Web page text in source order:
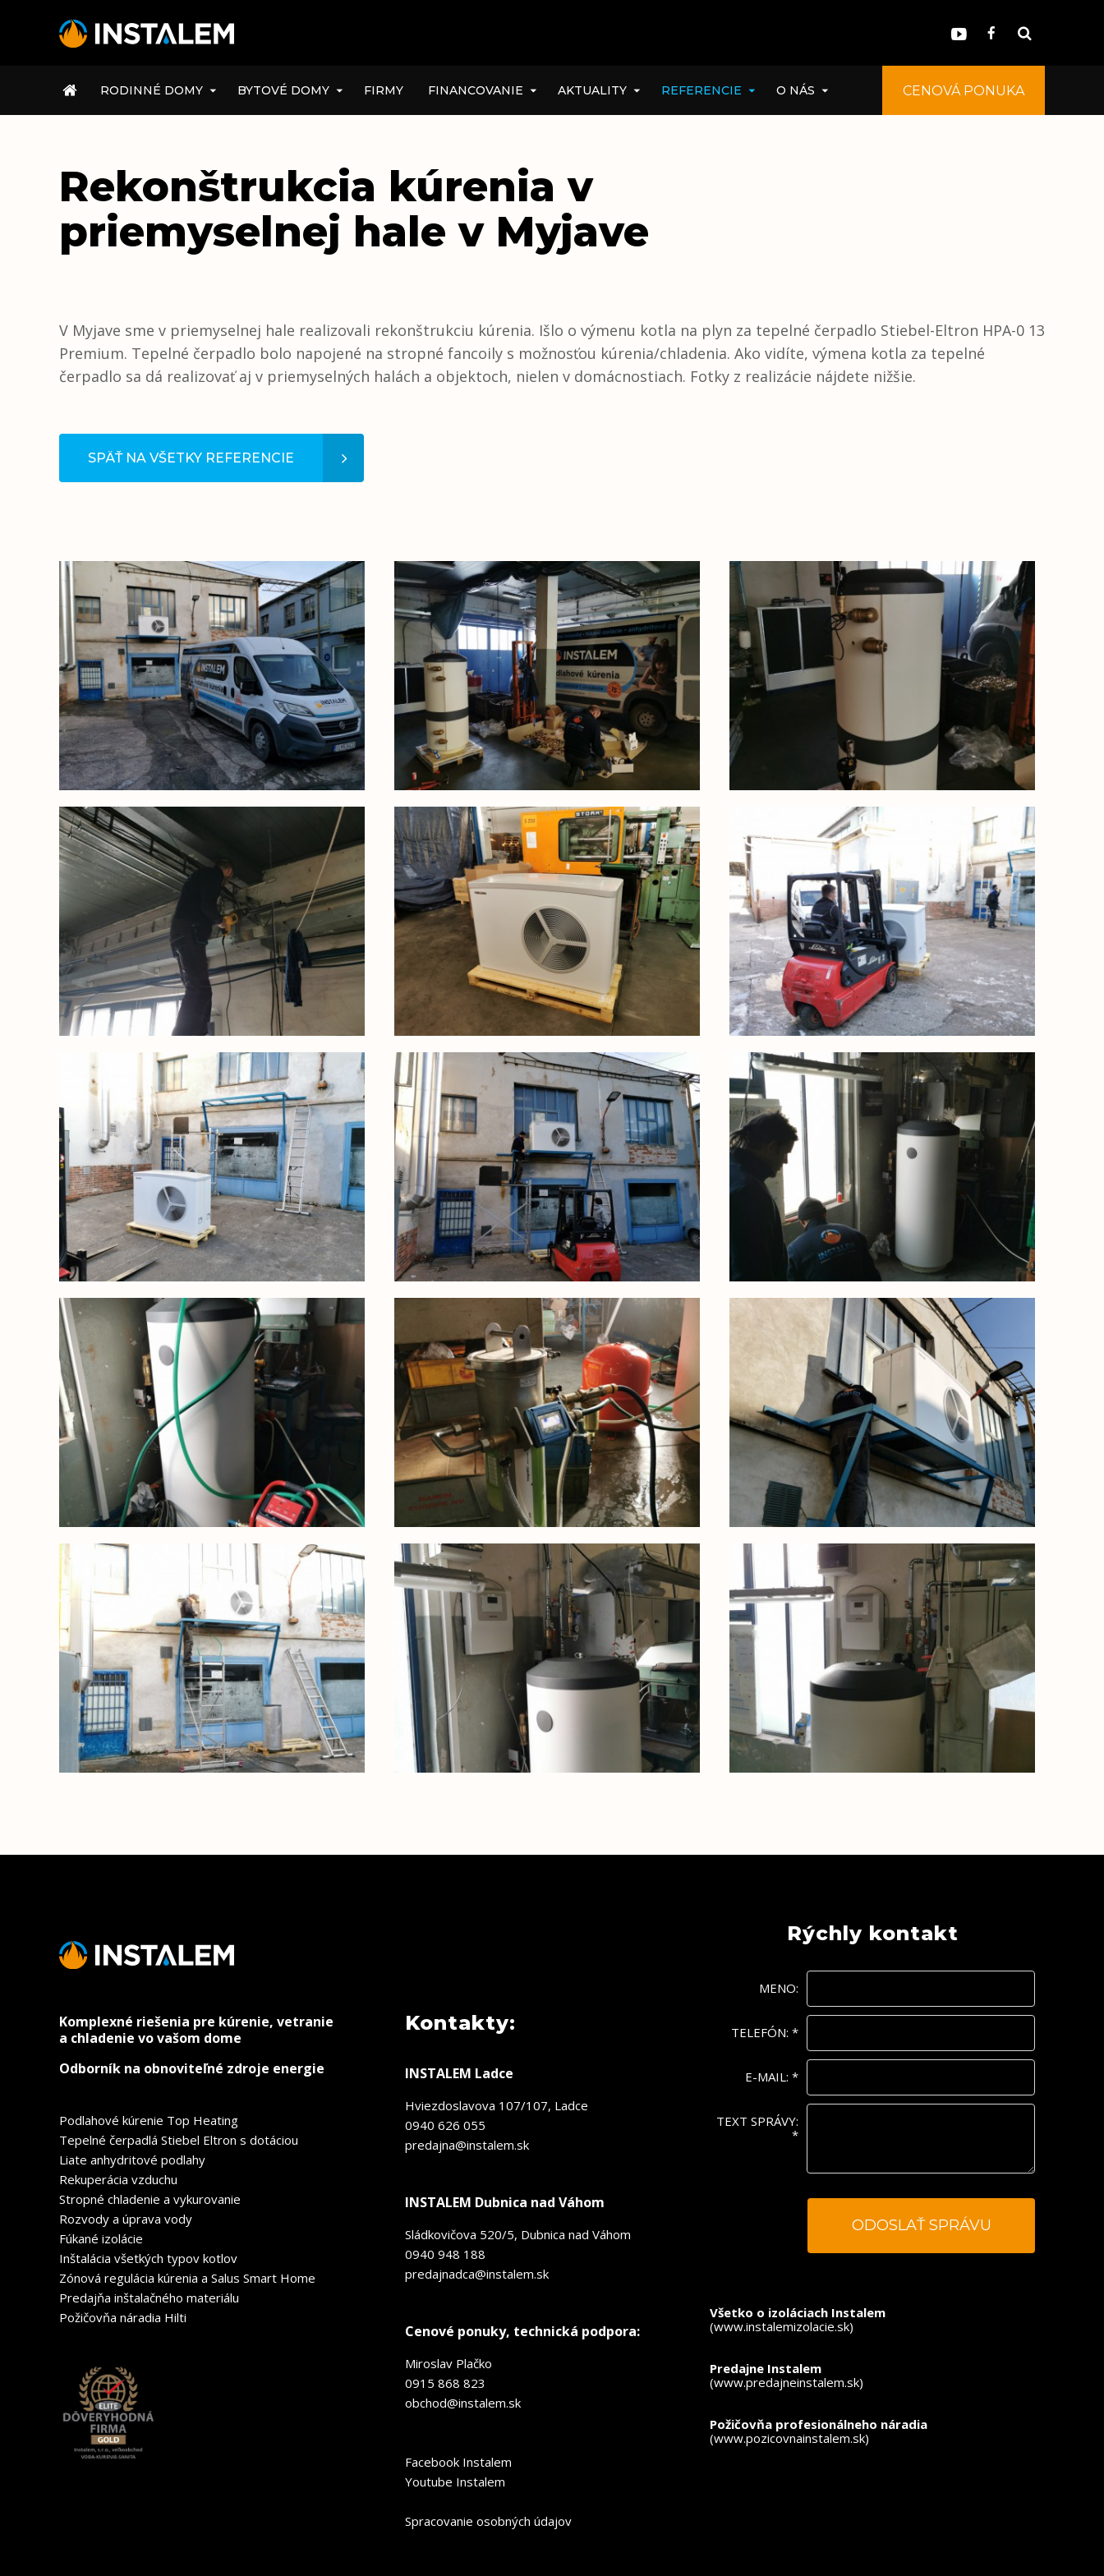
CENOVÁ PONUKA
ÚVOD RODINNÉ DOMY BYTOVÉ DOMY FIRMY FINANCOVANIE AKTUALITY REFERENCIE O NÁS CENOVÁ PONUKA
Rekonštrukcia kúrenia v
priemyselnej hale v Myjave
V Myjave sme v priemyselnej hale realizovali rekonštrukciu kúrenia. Išlo o výmenu kotla na plyn za tepelné čerpadlo Stiebel-Eltron HPA-0 13
Premium. Tepelné čerpadlo bolo napojené na stropné fancoily s možnosťou kúrenia/chladenia. Ako vidíte, výmena kotla za tepelné
čerpadlo sa dá realizovať aj v priemyselných halách a objektoch, nielen v domácnostiach. Fotky z realizácie nájdete nižšie.
SPÄŤ NA VŠETKY REFERENCIE
Komplexné riešenia pre kúrenie, vetranie
a chladenie vo vašom dome
Odborník na obnoviteľné zdroje energie
Podlahové kúrenie Top Heating
Tepelné čerpadlá Stiebel Eltron s dotáciou
Liate anhydritové podlahy
Rekuperácia vzduchu
Stropné chladenie a vykurovanie
Rozvody a úprava vody
Fúkané izolácie
Inštalácia všetkých typov kotlov
Zónová regulácia kúrenia a Salus Smart Home
Predajňa inštalačného materiálu
Požičovňa náradia Hilti
Kontakty:
INSTALEM Ladce
Hviezdoslavova 107/107, Ladce
0940 626 055
predajna@instalem.sk
INSTALEM Dubnica nad Váhom
Sládkovičova 520/5, Dubnica nad Váhom
0940 948 188
predajnadca@instalem.sk
Cenové ponuky, technická podpora:
Miroslav Plačko
0915 868 823
obchod@instalem.sk
Facebook Instalem
Youtube Instalem
Spracovanie osobných údajov
Rýchly kontakt
MENO:
TELEFÓN: *
E-MAIL: *
TEXT SPRÁVY:
*
Všetko o izoláciach Instalem
(www.instalemizolacie.sk)
Predajne Instalem
(www.predajneinstalem.sk)
Požičovňa profesionálneho náradia
(www.pozicovnainstalem.sk)